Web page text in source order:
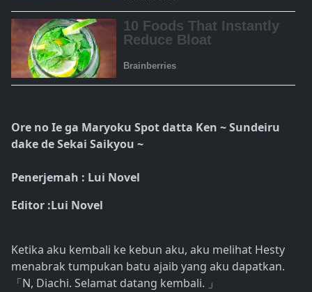
Ore no Ie ga Maryoku Spot datta Ken ~ Sundeiru
dake de Sekai Saikyou ~
Penerjemah : Lui Novel
Editor :Lui Novel
Ketika aku kembali ke kebun aku, aku melihat Hesty
menabrak tumpukan batu ajaib yang aku dapatkan.
「 N, Diachi. Selamat datang kembali.
」